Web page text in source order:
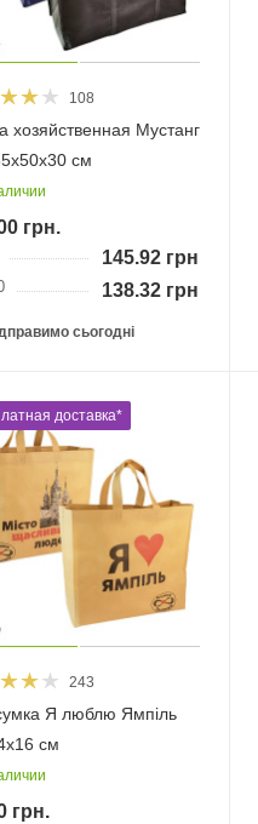
108
хозяйственная Мустанг
см
грн.
145.92 грн.
138.32 грн.
сьогодні
доставка*
243
Я люблю Ямпіль
см
грн.